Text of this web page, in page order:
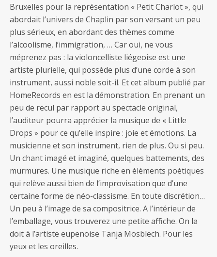
Bruxelles pour la représentation « Petit Charlot », qui
abordait l’univers de Chaplin par son versant un peu
plus sérieux, en abordant des thèmes comme
l’alcoolisme, l’immigration, … Car oui, ne vous
méprenez pas : la violoncelliste liégeoise est une
artiste plurielle, qui possède plus d’une corde à son
instrument, aussi noble soit-il. Et cet album publié par
HomeRecords en est la démonstration. En prenant un
peu de recul par rapport au spectacle original,
l’auditeur pourra apprécier la musique de « Little
Drops » pour ce qu’elle inspire : joie et émotions. La
musicienne et son instrument, rien de plus. Ou si peu.
Un chant imagé et imaginé, quelques battements, des
murmures. Une musique riche en éléments poétiques
qui relève aussi bien de l’improvisation que d’une
certaine forme de néo-classisme. En toute discrétion…
Un peu à l’image de sa compositrice. A l’intérieur de
l’emballage, vous trouverez une petite affiche. On la
doit à l’artiste eupenoise Tanja Mosblech. Pour les
yeux et les oreilles.